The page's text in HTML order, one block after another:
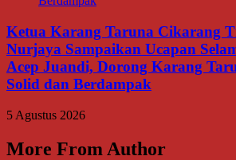
Ketua Karang Taruna Cikarang
Nurjaya Sampaikan Ucapan
Acep Juandi, Dorong Karang
Solid dan Berdampak
5 Agustus 2026
More From Author